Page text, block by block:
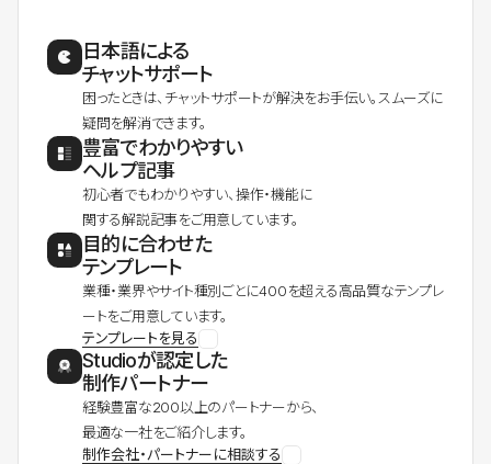
日本語による
チャットサポート
困ったときは、チャットサポートが解決をお手伝い。スムーズに
疑問を解消できます。
豊富でわかりやすい
ヘルプ記事
初心者でもわかりやすい、操作・機能に
関する解説記事をご用意しています。
目的に合わせた
テンプレート
業種・業界やサイト種別ごとに400を超える高品質なテンプレ
ートをご用意しています。
テンプレートを見る
Studioが認定した
制作パートナー
経験豊富な200以上のパートナーから、
最適な一社をご紹介します。
制作会社・パートナーに相談する